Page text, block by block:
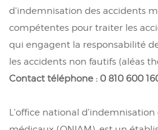
d'indemnisation des accidents
compétentes pour traiter les
qui engagent la responsabilité
les accidents non fautifs (aléas
Contact téléphone : 0 810 600
L'office national d'indemnisation